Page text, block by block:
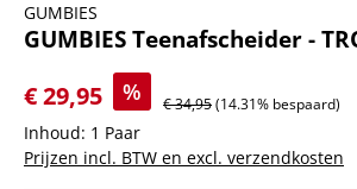
GUMBIES
GUMBIES Teenafscheider -
€ 29,95
% € 34,95(14.31% bespaard)
Inhoud: 1 Paar
Prijzen incl. BTW en excl. verzendkosten